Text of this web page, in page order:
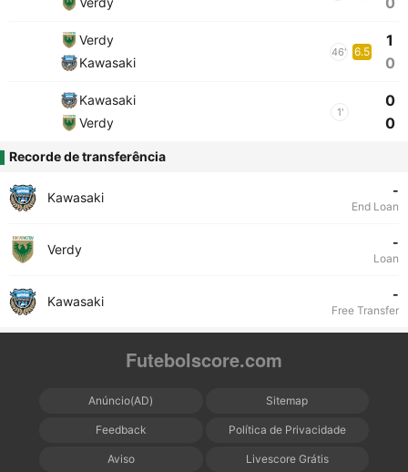
Verdy
Kawasaki
46' 6.5
1
0
Kawasaki
Verdy
1'
0
0
Recorde de transferência
Kawasaki -
End Loan
Verdy -
Loan
Kawasaki -
Free Transfer
Futebolscore.com
Anúncio(AD) Sitemap
Feedback Política de Privacidade
Aviso Livescore Grátis